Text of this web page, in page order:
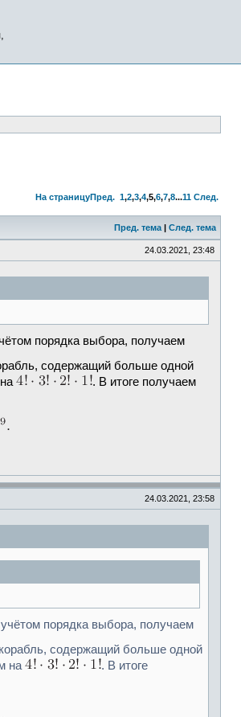
На страницуПред. 1,2,3,4,5,6,7,8...11 След.
Пред. тема | След. тема
24.03.2021, 23:48
порядка выбора, получаем
содержащий больше одной
. В итоге получаем
24.03.2021, 23:58
порядка выбора, получаем
содержащий больше одной
на
. В итоге